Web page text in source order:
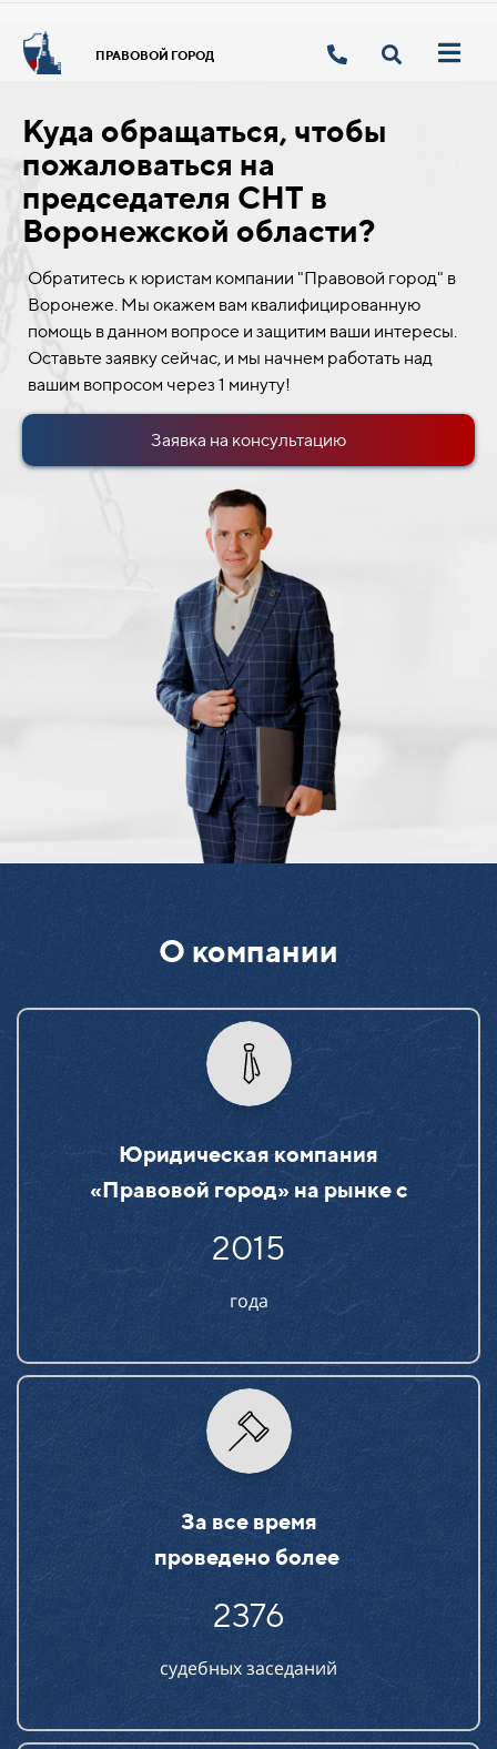
ПРАВОВОЙ ГОРОД
Куда обращаться, чтобы
пожаловаться на
председателя СНТ в
Воронежской области?
Обратитесь к юристам компании "Правовой город" в
Воронеже. Мы окажем вам квалифицированную
помощь в данном вопросе и защитим ваши интересы.
Оставьте заявку сейчас, и мы начнем работать над
вашим вопросом через 1 минуту!
Заявка на консультацию
О компании
Юридическая компания
«Правовой город» на рынке c
2015
года
За все время
проведено более
2376
судебных заседаний